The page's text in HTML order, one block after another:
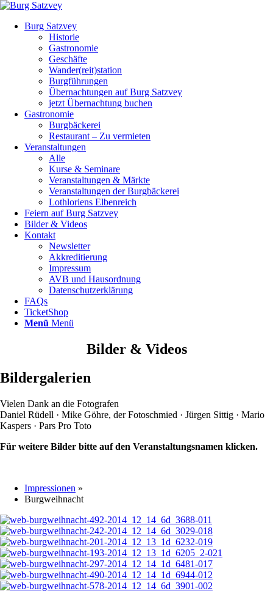
Burg Satzvey
Historie
Gastronomie
Geschäfte
Wander(reit)station
Burgführungen
Übernachtungen auf Burg Satzvey
jetzt Übernachtung buchen
Gastronomie
Burgbäckerei
Restaurant – Zu vermieten
Veranstaltungen
Alle
Kurse & Seminare
Veranstaltungen & Märkte
Veranstaltungen der Burgbäckerei
Lothloriens Elbenreich
Feiern auf Burg Satzvey
Bilder & Videos
Kontakt
Newsletter
Akkreditierung
Impressum
AVB und Hausordnung
Datenschutzerklärung
FAQs
TicketShop
Menü Menü
Bilder & Videos
Bildergalerien
Vielen Dank an die Fotografen
Daniel Rüdell · Mike Göhre, der Fotoschmied · Jürgen Sittig · Mario
Kaspers · Pars Pro Toto
Für weitere Bilder bitte auf den Veranstaltungsnamen klicken.
Impressionen »
Burgweihnacht